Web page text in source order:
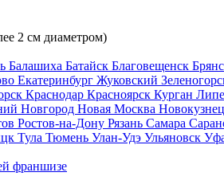
2 см диаметром)
Балашиха Батайск Благовещенск
Екатеринбург Жуковский
Краснодар Красноярск Курган
Новгород Новая Москва
Ростов-на-Дону Рязань Самара
Тула Тюмень Улан-Удэ Ульяновск
франшизе